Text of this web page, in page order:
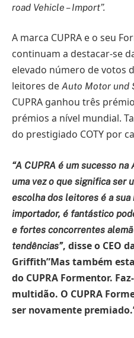
road Vehicle – Import”.
A marca CUPRA e o seu
continuam a destacar-se
elevado número de votos
leitores de Auto Motor und
CUPRA ganhou três
prémios a nível mundial.
do prestigiado COTY por
“A CUPRA é um sucesso
uma vez o que significa ser
escolha dos leitores é a
importador, é fantástico
e fortes concorrentes
tendências”, disse o CEO
Griffith”Mas também
do CUPRA Formentor.
multidão. O CUPRA
ser novamente